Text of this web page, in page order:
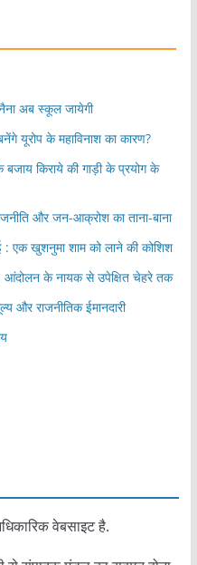
अब स्कूल जायेगी
यूरोप के महाविनाश का कारण?
बजाय किराये की गाड़ी के प्रयोग के
और जन-आक्रोश का ताना-बाना
: एक खुशनुमा शाम को लाने की कोशिश
आंदोलन के नायक से उपेक्षित चेहरे तक
और राजनीतिक ईमानदारी
वेबसाइट है.